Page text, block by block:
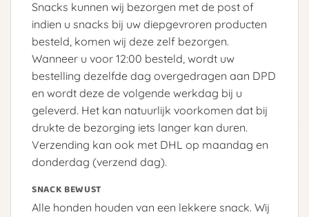
Snacks kunnen wij bezorgen met de post of
indien u snacks bij uw diepgevroren producten
besteld, komen wij deze zelf bezorgen.
Wanneer u voor 12:00 besteld, wordt uw
bestelling dezelfde dag overgedragen aan DPD
en wordt deze de volgende werkdag bij u
geleverd. Het kan natuurlijk voorkomen dat bij
drukte de bezorging iets langer kan duren.
Verzending kan ook met DHL op maandag en
donderdag (verzend dag).
SNACK BEWUST
Alle honden houden van een lekkere snack. Wij